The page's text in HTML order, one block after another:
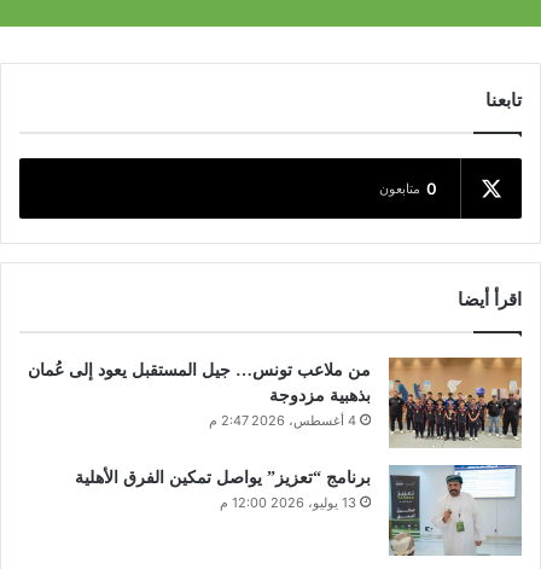
تابعنا
0 متابعون
اقرأ أيضا
من ملاعب تونس… جيل المستقبل يعود إلى عُمان
بذهبية مزدوجة
4 أغسطس، 2026 2:47 م
برنامج “تعزيز” يواصل تمكين الفرق الأهلية
13 يوليو، 2026 12:00 م